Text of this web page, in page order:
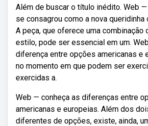
Além de buscar o título inédito. Web
se consagrou como a nova
A peça, que oferece uma combinação
estilo, pode ser essencial em um.
diferença entre opções americanas e
no momento em que podem ser
exercidas a.
Web — conheça as diferenças entre
americanas e europeias. Além dos
diferentes de opções, existe, ainda,